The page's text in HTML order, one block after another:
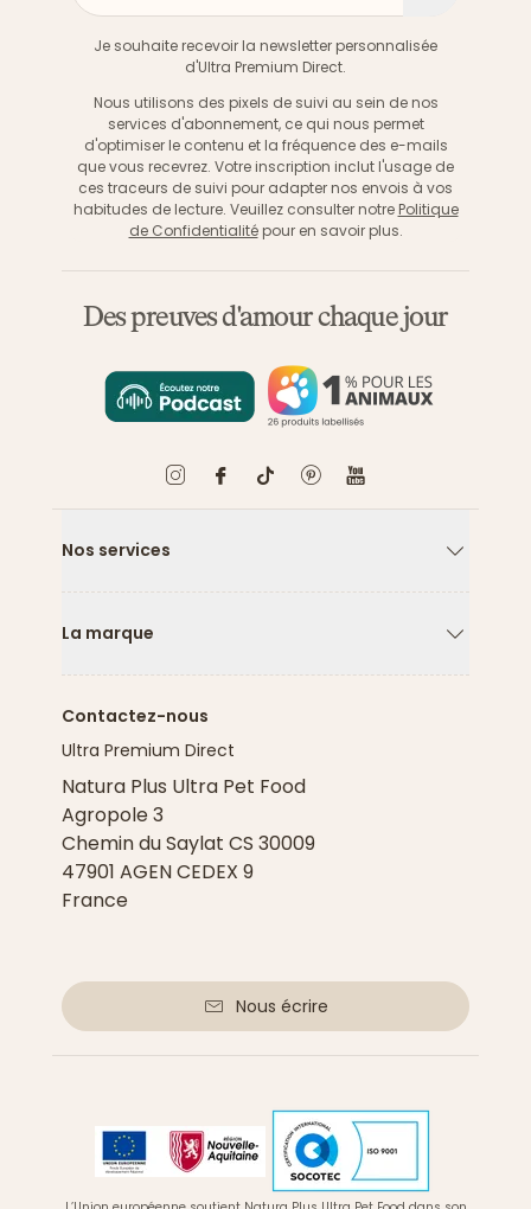
Je souhaite recevoir la newsletter personnalisée
d'Ultra Premium Direct.
Nous utilisons des pixels de suivi au sein de nos
services d'abonnement, ce qui nous permet
d'optimiser le contenu et la fréquence des e-mails
que vous recevrez. Votre inscription inclut l'usage de
ces traceurs de suivi pour adapter nos envois à vos
habitudes de lecture. Veuillez consulter notre Politique
de Confidentialitépour en savoir plus.
Des preuves d'amour chaque jour
Nos services
La marque
Contactez-nous
Ultra Premium Direct
Natura Plus Ultra Pet Food
Agropole 3
Chemin du Saylat CS 30009
47901 AGEN CEDEX 9
France
Nous écrire